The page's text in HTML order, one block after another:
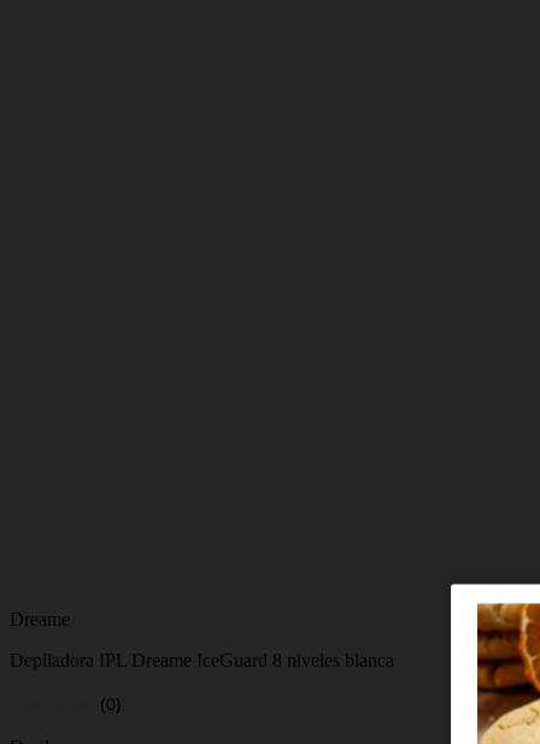
Dreame
Depiladora IPL Dreame IceGuard 8 niveles blanca
(0)